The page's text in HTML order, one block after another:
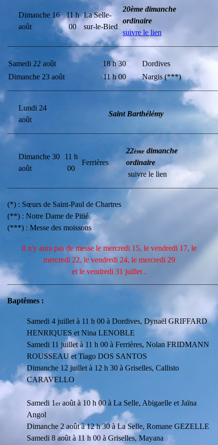
Dimanche 16
août
11 h
00
La Selle-
sur-le-Bied
20ème dimanche
ordinaire
suivre le lien
Samedi 22 août 18 h 30
Dordives
Dimanche 23 août
11 h 00 Nargis (***)
Lundi 24
août
Saint Barthélémy
Dimanche 30
août
11 h
00
Ferrières
22ème dimanche
ordinaire
suivre le lien
(*) : Sœurs de Saint-Paul de Chartres
(**) : Notre Dame de Pitié
(***) : Messe des moissons
Il n'y aura pas de messe le mercredi 15, le vendredi 17, le
mercredi 22, le vendredi 24, le mercredi 29
et le vendredi 31 juillet .
Baptêmes :
Samedi 4 juillet à 11 h 00 à Dordives, Dynaël GRIFFARD
HENRIQUES et Nina LENOBLE
Samedi 11 juillet à 11 h 00 à Ferrières, Nolan FRIDMANN
ROUSSEAU et Tiago DOS SANTOS
Dimanche 12 juillet à 12 h 30 à Griselles, Callisto
CARAVELLO
Samedi 1 eraoût à 10 h 00 à La Selle, Abigaelle et Jaïna
Angol
Dimanche 2 août à 12 h 30 à La Selle, Romane GEZELLE
Samedi 8 août à 11 h 00 à Griselles, Mayana